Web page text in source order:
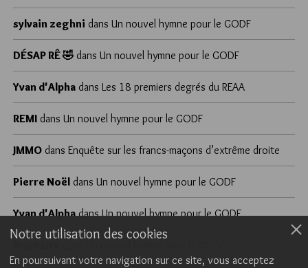
sylvain zeghni dans Un nouvel hymne pour le GODF
DÉSAP RÊ 🤣 dans Un nouvel hymne pour le GODF
Yvan d'Alpha dans Les 18 premiers degrés du REAA
REMI dans Un nouvel hymne pour le GODF
JMMO dans Enquête sur les francs-maçons d’extrême droite
Pierre Noël dans Un nouvel hymne pour le GODF
Yvan d'AlphadansUn nouvel hymne pour le GODF
Notre utilisation des cookies
En poursuivant votre navigation sur ce site, vous acceptez